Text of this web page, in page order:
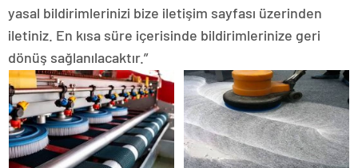
yasal bildirimlerinizi bize iletişim sayfası üzerinden
iletiniz. En kısa süre içerisinde bildirimlerinize geri
dönüş sağlanılacaktır.”